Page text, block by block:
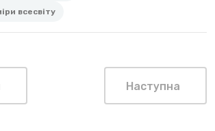
всесвіту
Наступна